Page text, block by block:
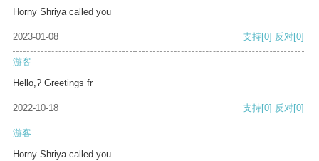
Horny Shriya called you
2023-01-08 支持[0] 反对[0]
游客
Hello,? Greetings fr
2022-10-18 支持[0] 反对[0]
游客
Horny Shriya called you